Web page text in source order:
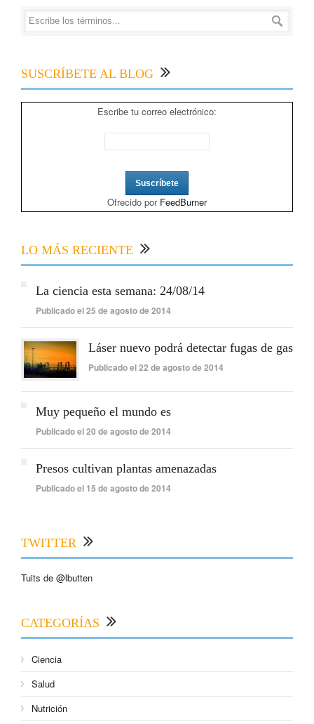
SUSCRÍBETE AL BLOG
Escribe tu correo electrónico:
Ofrecido por FeedBurner
LO MÁS RECIENTE
La ciencia esta semana: 24/08/14
Publicado el 25 de agosto de 2014
Láser nuevo podrá detectar fugas de gas
Publicado el 22 de agosto de 2014
Muy pequeño el mundo es
Publicado el 20 de agosto de 2014
Presos cultivan plantas amenazadas
Publicado el 15 de agosto de 2014
TWITTER
Tuits de @lbutten
CATEGORÍAS
Ciencia
Salud
Nutrición